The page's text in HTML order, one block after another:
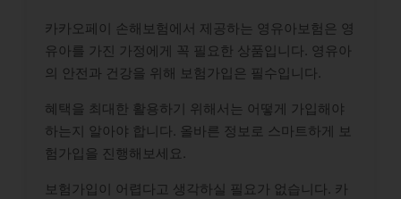
카카오페이 손해보험에서 제공하는 영유아보험은 영
유아를 가진 가정에게 꼭 필요한 상품입니다. 영유아
의 안전과 건강을 위해 보험가입은 필수입니다.
혜택을 최대한 활용하기 위해서는 어떻게 가입해야
하는지 알아야 합니다. 올바른 정보로 스마트하게 보
험가입을 진행해보세요.
보험가입이 어렵다고 생각하실 필요가 없습니다. 카